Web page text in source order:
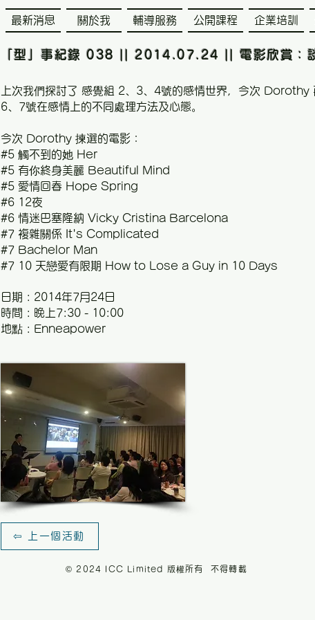
最新消息 關於我 輔導服務 公開課程 企業培訓
「型」事紀錄 038 || 2014.07.24 || 電影欣賞：
上次我們探討了 感覺組 2、3、4號的感情世界，今次 Dorothy
6、7號在感情上的不同處理方法及心態。
今次 Dorothy 揀選的電影：
#5 觸不到的她 Her
#5 有你終身美麗 Beautiful Mind
#5 愛情回春 Hope Spring
#6 12夜
#6 情迷巴塞隆納 Vicky Cristina Barcelona
#7 複雜關係 It's Complicated
#7 Bachelor Man
#7 10 天戀愛有限期 How to Lose a Guy in 10 Days
日期 : 2014年7月24日
時間 : 晚上7:30 - 10:00
地點 : Enneapower
⇦ 上一個活動
© 2024 ICC Limited 版權所有 不得轉載